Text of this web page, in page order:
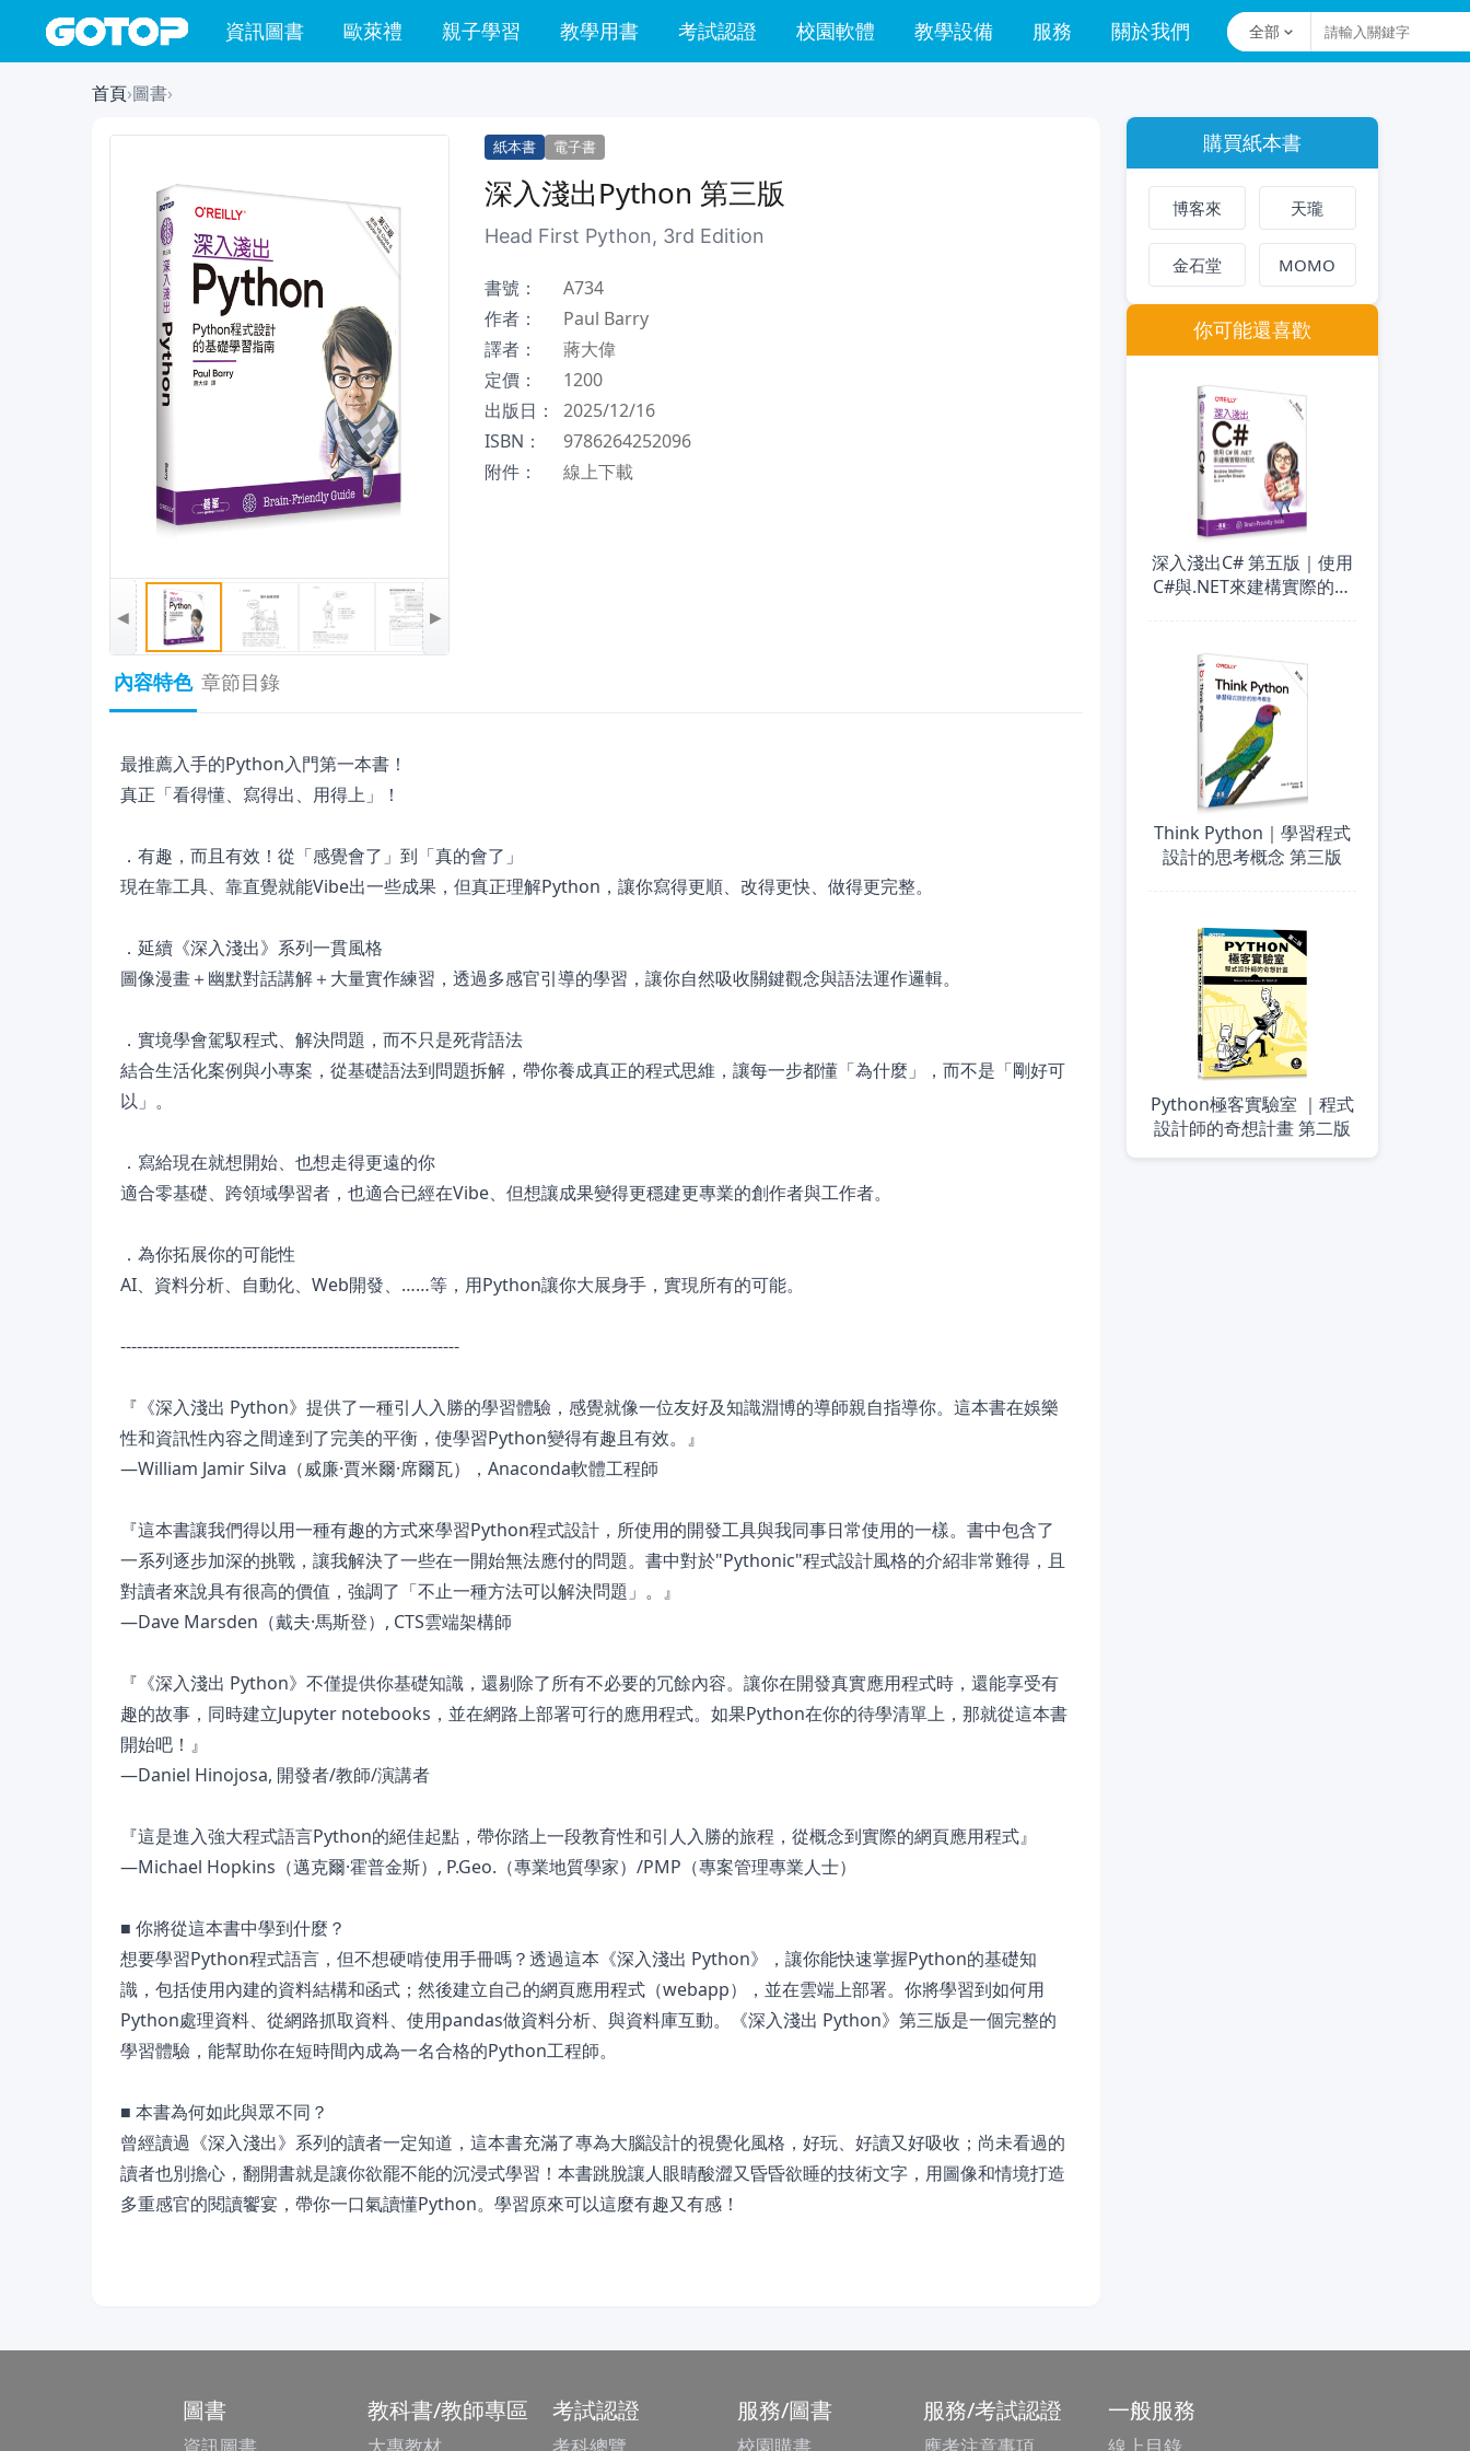
資訊圖書 歐萊禮 親子學習 教學用書 考試認證 校園軟體 教學設備 服務 關於我們 全部
首頁›圖書›
◀ ▶
紙本書 電子書
深入淺出Python 第三版
Head First Python, 3rd Edition
書號：
A734
作者：
Paul Barry
譯者：
蔣大偉
定價：
1200
出版日：
2025/12/16
ISBN：
9786264252096
附件：
線上下載
內容特色 章節目錄
最推薦入手的Python入門第一本書！
真正「看得懂、寫得出、用得上」！
．有趣，而且有效！從「感覺會了」到「真的會了」
現在靠工具、靠直覺就能Vibe出一些成果，但真正理解Python，讓你寫得更順、改得更快、做得更完整。
．延續《深入淺出》系列一貫風格
圖像漫畫＋幽默對話講解＋大量實作練習，透過多感官引導的學習，讓你自然吸收關鍵觀念與語法運作邏輯。
．實境學會駕馭程式、解決問題，而不只是死背語法
結合生活化案例與小專案，從基礎語法到問題拆解，帶你養成真正的程式思維，讓每一步都懂「為什麼」，而不是「剛好可
以」。
．寫給現在就想開始、也想走得更遠的你
適合零基礎、跨領域學習者，也適合已經在Vibe、但想讓成果變得更穩建更專業的創作者與工作者。
．為你拓展你的可能性
AI、資料分析、自動化、Web開發、……等，用Python讓你大展身手，實現所有的可能。
--------------------------------------------------------------
『《深入淺出 Python》提供了一種引人入勝的學習體驗，感覺就像一位友好及知識淵博的導師親自指導你。這本書在娛樂
性和資訊性內容之間達到了完美的平衡，使學習Python變得有趣且有效。』
—William Jamir Silva（威廉·賈米爾·席爾瓦），Anaconda軟體工程師
『這本書讓我們得以用一種有趣的方式來學習Python程式設計，所使用的開發工具與我同事日常使用的一樣。書中包含了
一系列逐步加深的挑戰，讓我解決了一些在一開始無法應付的問題。書中對於"Pythonic"程式設計風格的介紹非常難得，且
對讀者來說具有很高的價值，強調了「不止一種方法可以解決問題」。』
—Dave Marsden（戴夫·馬斯登）, CTS雲端架構師
『《深入淺出 Python》不僅提供你基礎知識，還剔除了所有不必要的冗餘內容。讓你在開發真實應用程式時，還能享受有
趣的故事，同時建立Jupyter notebooks，並在網路上部署可行的應用程式。如果Python在你的待學清單上，那就從這本書
開始吧！』
—Daniel Hinojosa, 開發者/教師/演講者
『這是進入強大程式語言Python的絕佳起點，帶你踏上一段教育性和引人入勝的旅程，從概念到實際的網頁應用程式』
—Michael Hopkins（邁克爾·霍普金斯）, P.Geo.（專業地質學家）/PMP（專案管理專業人士）
■ 你將從這本書中學到什麼？
想要學習Python程式語言，但不想硬啃使用手冊嗎？透過這本《深入淺出 Python》，讓你能快速掌握Python的基礎知
識，包括使用內建的資料結構和函式；然後建立自己的網頁應用程式（webapp），並在雲端上部署。你將學習到如何用
Python處理資料、從網路抓取資料、使用pandas做資料分析、與資料庫互動。《深入淺出 Python》第三版是一個完整的
學習體驗，能幫助你在短時間內成為一名合格的Python工程師。
■ 本書為何如此與眾不同？
曾經讀過《深入淺出》系列的讀者一定知道，這本書充滿了專為大腦設計的視覺化風格，好玩、好讀又好吸收；尚未看過的
讀者也別擔心，翻開書就是讓你欲罷不能的沉浸式學習！本書跳脫讓人眼睛酸澀又昏昏欲睡的技術文字，用圖像和情境打造
多重感官的閱讀饗宴，帶你一口氣讀懂Python。學習原來可以這麼有趣又有感！
購買紙本書
博客來 天瓏
金石堂 MOMO
你可能還喜歡
深入淺出C# 第五版｜使用
C#與.NET來建構實際的程
Think Python｜學習程式
設計的思考概念 第三版
Python極客實驗室 ｜程式
設計師的奇想計畫 第二版
圖書 教科書/教師專區 考試認證 服務/圖書 服務/考試認證 一般服務